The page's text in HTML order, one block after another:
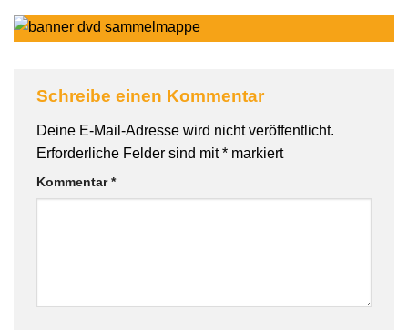
Schreibe einen Kommentar
Deine E-Mail-Adresse wird nicht veröffentlicht.
Erforderliche Felder sind mit* markiert
Kommentar*